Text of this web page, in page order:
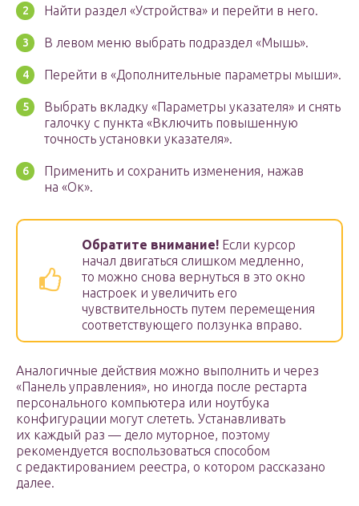
Найти раздел «Устройства» и перейти в него.
В левом меню выбрать подраздел «Мышь».
Перейти в «Дополнительные параметры мыши».
Выбрать вкладку «Параметры указателя» и снять
галочку с пункта «Включить повышенную
точность установки указателя».
Применить и сохранить изменения, нажав
на «Ок».
Обратите внимание! Если курсор
начал двигаться слишком медленно,
то можно снова вернуться в это окно
настроек и увеличить его
чувствительность путем перемещения
соответствующего ползунка вправо.
Аналогичные действия можно выполнить и через
«Панель управления», но иногда после рестарта
персонального компьютера или ноутбука
конфигурации могут слететь. Устанавливать
их каждый раз — дело муторное, поэтому
рекомендуется воспользоваться способом
с редактированием реестра, о котором рассказано
далее.